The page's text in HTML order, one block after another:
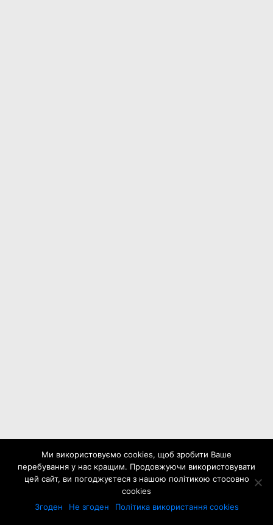
НОВИНИ
Ми використовуємо cookies, щоб зробити Ваше
перебування у нас кращим. Продовжуючи використовувати
цей сайт, ви погоджуєтеся з нашою політикою стосовно
cookies
Згоден
Не згоден Політика використання cookies